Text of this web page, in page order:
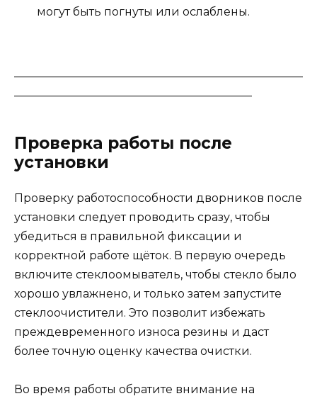
могут быть погнуты или ослаблены.
Проверка работы после
установки
Проверку работоспособности дворников после
установки следует проводить сразу, чтобы
убедиться в правильной фиксации и
корректной работе щёток. В первую очередь
включите стеклоомыватель, чтобы стекло было
хорошо увлажнено, и только затем запустите
стеклоочистители. Это позволит избежать
преждевременного износа резины и даст
более точную оценку качества очистки.
Во время работы обратите внимание на